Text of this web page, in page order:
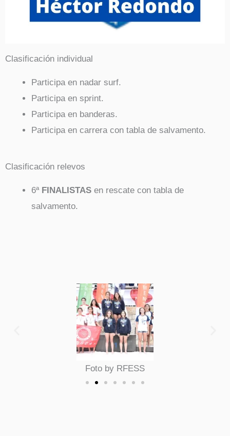
Clasificación individual
Participa en nadar surf.
Participa en sprint.
Participa en banderas.
Participa en carrera con tabla de salvamento.
Clasificación relevos
6ª FINALISTAS en rescate con tabla de
salvamento.
Foto by RFESS